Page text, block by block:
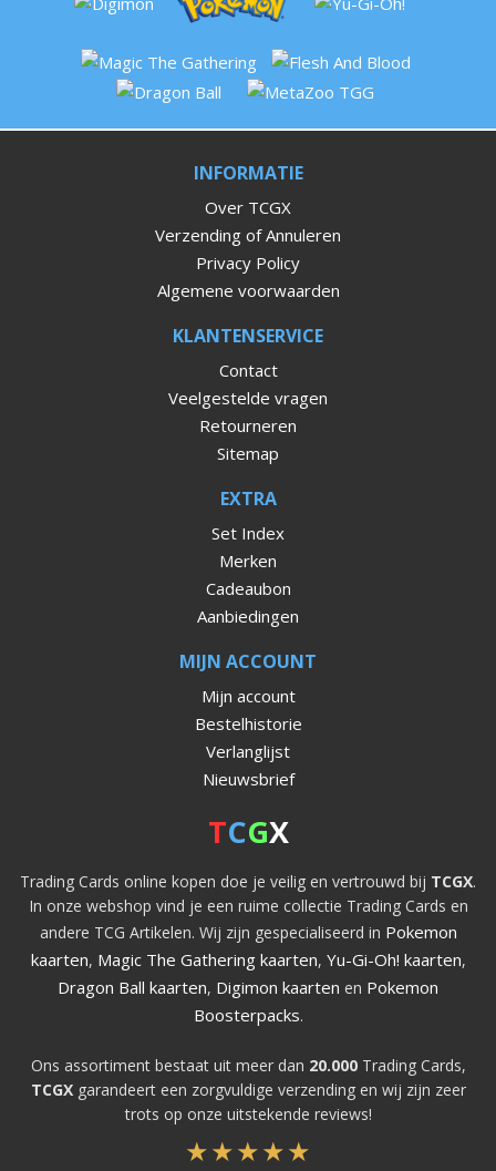
INFORMATIE
Over TCGX
Verzending of Annuleren
Privacy Policy
Algemene voorwaarden
KLANTENSERVICE
Contact
Veelgestelde vragen
Retourneren
Sitemap
EXTRA
Set Index
Merken
Cadeaubon
Aanbiedingen
MIJN ACCOUNT
Mijn account
Bestelhistorie
Verlanglijst
Nieuwsbrief
TCGX
Trading Cards online kopen doe je veilig en vertrouwd bij TCGX.
In onze webshop vind je een ruime collectie Trading Cards en
andere TCG Artikelen. Wij zijn gespecialiseerd in Pokemon
kaarten, Magic The Gathering kaarten, Yu-Gi-Oh! kaarten,
Dragon Ball kaarten, Digimon kaarten en Pokemon
Boosterpacks.
Ons assortiment bestaat uit meer dan 20.000Trading Cards,
TCGXgarandeert een zorgvuldige verzending en wij zijn zeer
trots op onze uitstekende reviews!